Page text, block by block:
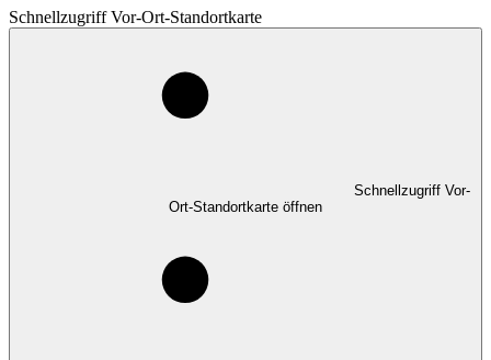
Schnellzugriff Vor-Ort-Standortkarte
Schnellzugriff Vor-
Ort-Standortkarte öffnen